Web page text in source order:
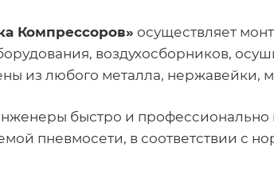
Компрессоров» осуществляет
воздухосборников,
из любого металла, нержавейки,
быстро и профессионально
пневмосети, в соответствии с